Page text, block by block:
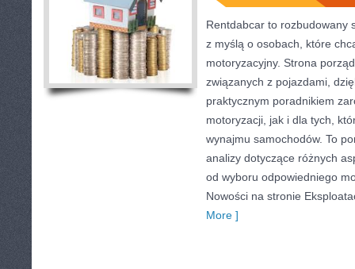
Rentdabcar to rozbudowany
z myślą o osobach, które
motoryzacyjny. Strona
związanych z pojazdami,
praktycznym poradnikiem
motoryzacji, jak i dla tych,
wynajmu samochodów. To
analizy dotyczące różnych
od wyboru odpowiedniego
Nowości na stronie
More ]